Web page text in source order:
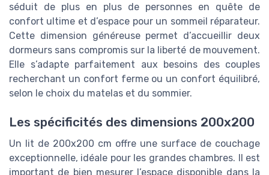
séduit de plus en plus de personnes en quête de
confort ultime et d’espace pour un sommeil réparateur.
Cette dimension généreuse permet d’accueillir deux
dormeurs sans compromis sur la liberté de mouvement.
Elle s’adapte parfaitement aux besoins des couples
recherchant un confort ferme ou un confort équilibré,
selon le choix du matelas et du sommier.
Les spécificités des dimensions 200x200
Un lit de 200x200 cm offre une surface de couchage
exceptionnelle, idéale pour les grandes chambres. Il est
important de bien mesurer l’espace disponible dans la